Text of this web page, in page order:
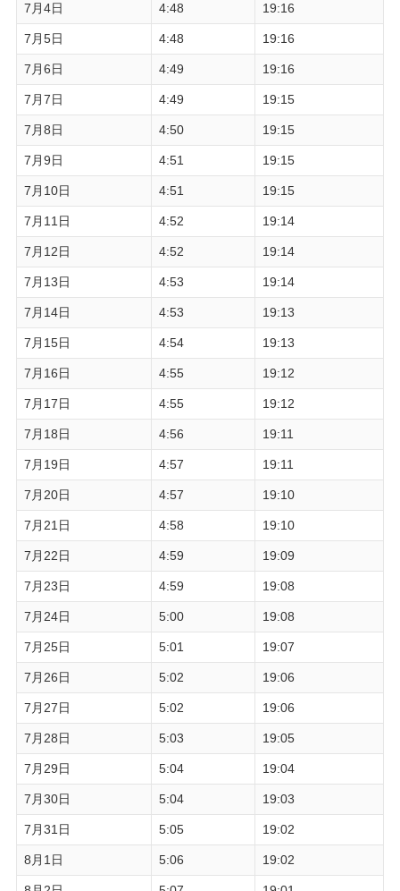
7月4日 4:48 19:16
7月5日 4:48 19:16
7月6日 4:49 19:16
7月7日 4:49 19:15
7月8日 4:50 19:15
7月9日 4:51 19:15
7月10日 4:51 19:15
7月11日 4:52 19:14
7月12日 4:52 19:14
7月13日 4:53 19:14
7月14日 4:53 19:13
7月15日 4:54 19:13
7月16日 4:55 19:12
7月17日 4:55 19:12
7月18日 4:56 19:11
7月19日 4:57 19:11
7月20日 4:57 19:10
7月21日 4:58 19:10
7月22日 4:59 19:09
7月23日 4:59 19:08
7月24日 5:00 19:08
7月25日 5:01 19:07
7月26日 5:02 19:06
7月27日 5:02 19:06
7月28日 5:03 19:05
7月29日 5:04 19:04
7月30日 5:04 19:03
7月31日 5:05 19:02
8月1日 5:06 19:02